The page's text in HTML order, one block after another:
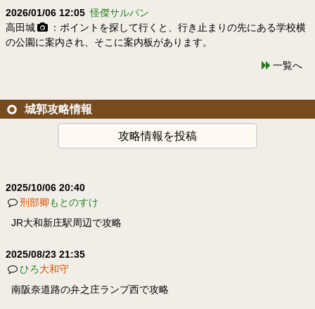
2026/01/06 12:05 怪傑サルパン
高田城
：ポイントを探して行くと、行き止まりの先にある学校横
の公園に案内され、そこに案内板があります。
一覧へ
城郭攻略情報
攻略情報を投稿
2025/10/06 20:40
刑部卿もとのすけ
JR大和新庄駅周辺で攻略
2025/08/23 21:35
ひろ大和守
南阪奈道路の弁之庄ランプ西で攻略